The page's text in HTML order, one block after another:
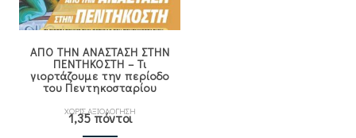
ΑΠΟ ΤΗΝ ΑΝΑΣΤΑΣΗ ΣΤΗΝ
ΠΕΝΤΗΚΟΣΤΗ – Τι
γιορτάζουμε την περίοδο
του Πεντηκοσταρίου
ΧΩΡΙΣ ΑΞΙΟΛΟΓΗΣΗ
1,35 πόντοι